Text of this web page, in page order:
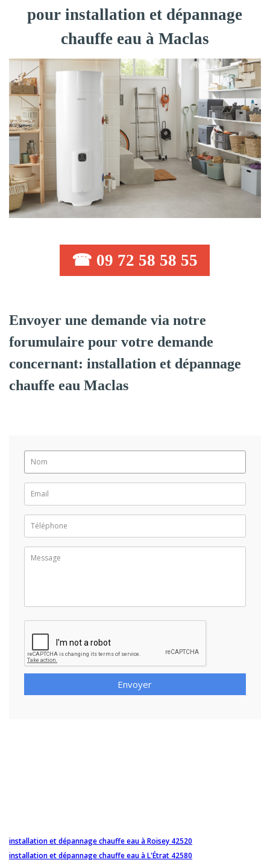
pour installation et dépannage
chauffe eau à Maclas
☎ 09 72 58 58 55
Envoyer une demande via notre
forumulaire pour votre demande
concernant: installation et dépannage
chauffe eau Maclas
Envoyer
installation et dépannage chauffe eau à Roisey 42520
installation et dépannage chauffe eau à L'Étrat 42580